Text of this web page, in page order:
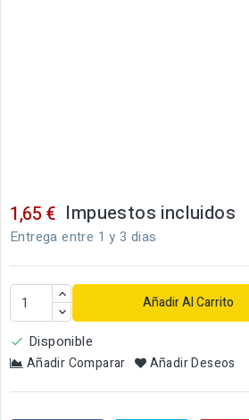
1,65 € Impuestos incluidos
Entrega entre 1 y 3 dias
Añadir Al Carrito
 Disponible
Añadir Comparar Añadir Deseos